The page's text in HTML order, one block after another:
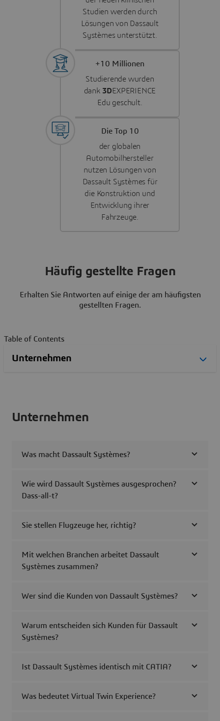
Studien werden durch
Lösungen von Dassault
Systèmes unterstützt.
+10 Millionen
Studierende wurden
dank 3DEXPERIENCE
Edu geschult.
Die Top 10
der globalen
Automobilhersteller
nutzen Lösungen von
Dassault Systèmes für
die Konstruktion und
Entwicklung ihrer
Fahrzeuge.
Häufig gestellte Fragen
Erhalten Sie Antworten auf einige der am häufigsten
gestellten Fragen.
Table of Contents
Unternehmen
Was macht Dassault Systèmes?
Wie wird Dassault Systèmes ausgesprochen?
Dass-all-t?
Sie stellen Flugzeuge her, richtig?
Mit welchen Branchen arbeitet Dassault
Systèmes zusammen?
Wer sind die Kunden von Dassault Systèmes?
Warum entscheiden sich Kunden für Dassault
Systèmes?
Ist Dassault Systèmes identisch mit CATIA?
Was bedeutet Virtual Twin Experience?